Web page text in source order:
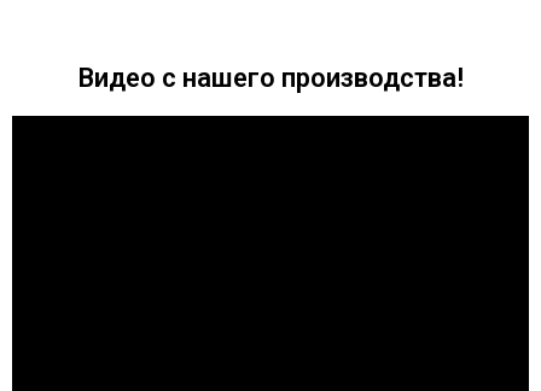
Видео с нашего производства!